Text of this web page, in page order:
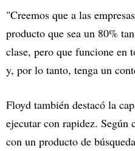
"Creemos que a las
producto que sea un 80%
clase, pero que funcione en
y, por lo tanto, tenga un
Floyd también destacó la
ejecutar con rapidez. Según
con un producto de